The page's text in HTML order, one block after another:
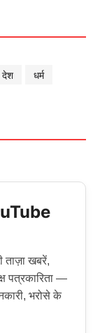
देश
धर्म
ताज़ा खबरें,
पत्रकारिता —
भरोसे के